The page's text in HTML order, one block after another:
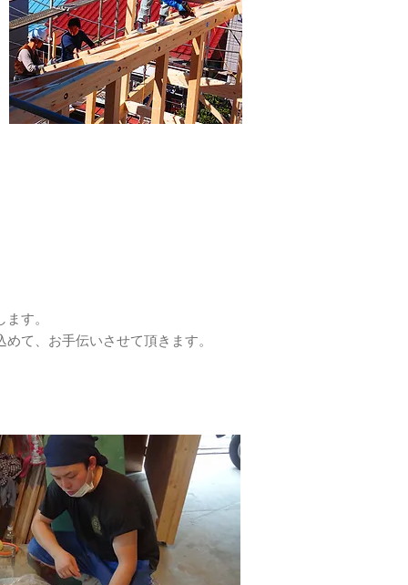
す。
て、お手伝いさせて頂きます。